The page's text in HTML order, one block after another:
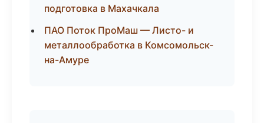
подготовка в Махачкала
ПАО Поток ПроМаш — Листо- и
металлообработка в Комсомольск-
на-Амуре